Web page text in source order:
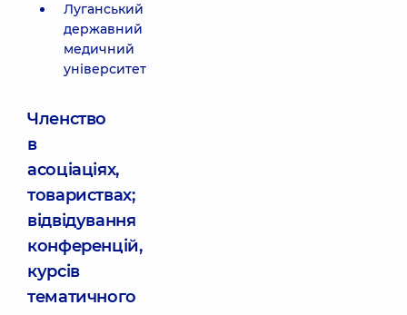
Луганський
державний
медичний
університет
Членство
в
асоціаціях,
товариствах;
відвідування
конференцій,
курсів
тематичного